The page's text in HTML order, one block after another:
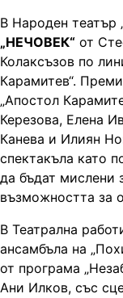
В Народен театър
„НЕЧОВЕК“ от
Колаксъзов по
Карамитев“.
„Апостол
Керезова, Елена
Канева и Илиян
спектакъла като
да бъдат мислени
възможността за
В Театрална
ансамбъла на
от програма
Ани Илков, със